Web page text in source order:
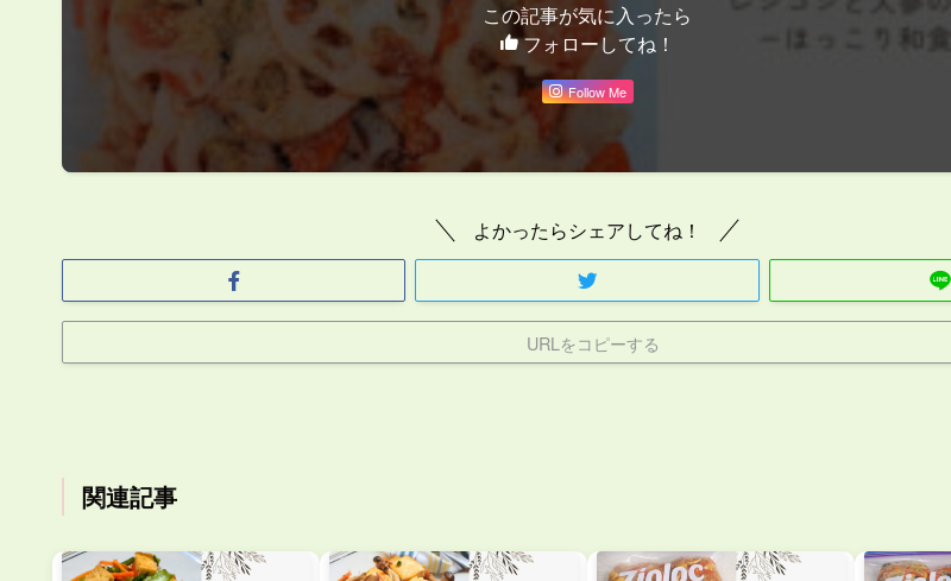
この記事が気に入ったら
フォローしてね！
Follow Me
よかったらシェアしてね！
URLをコピーする
関連記事